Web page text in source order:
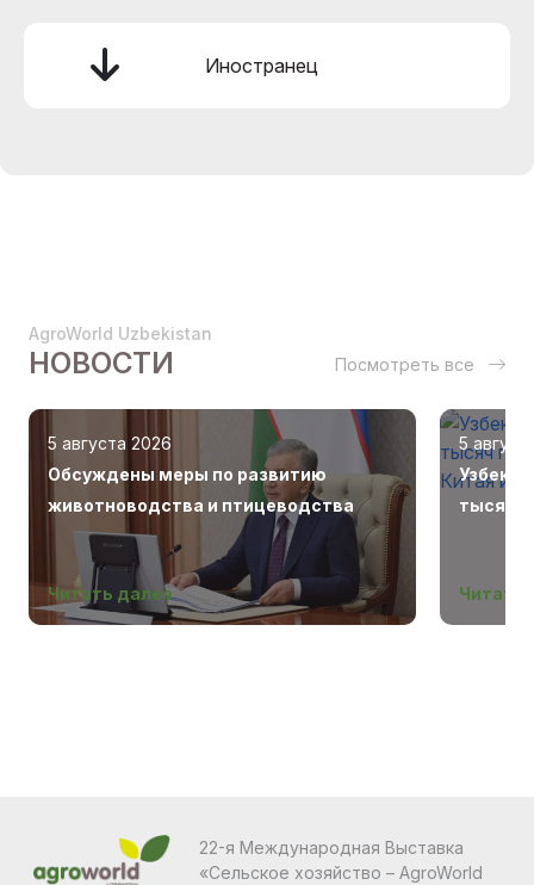
Иностранец
AgroWorld Uzbekistan
НОВОСТИ Посмотреть все
5 августа 2026
Обсуждены меры по развитию
животноводства и птицеводства
Читать далее
5
тысяч
Читать
22-я Международная Выставка
«Сельское хозяйство – AgroWorld